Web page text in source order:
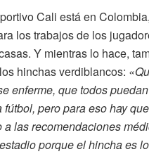
Cali está en
los trabajos de los
Y mientras lo hace,
hinchas verdiblancos:
enferme, que todos
fútbol, pero para eso hay
a las recomendaciones
porque el hincha es